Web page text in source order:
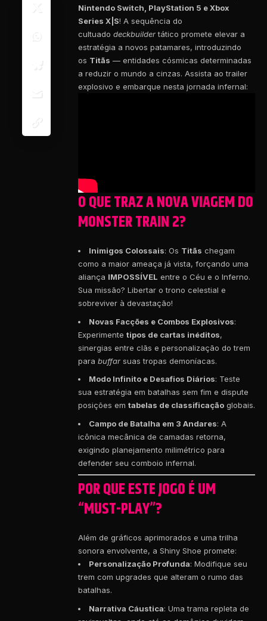
Nintendo Switch, PlayStation 5 e Xbox
Series X|S! A sequência do
cultuado deckbuildertático promete elevar a
estratégia a novos patamares, introduzindo
os Titãs — entidades cósmicas determinadas
a reduzir o mundo a cinzas. Assista ao trailer
explosivo e embarque nesta jornada infernal:
O QUE TRAZ A NOVA VIAGEM DO
MONSTER TRAIN 2?
Inimigos Colossais: Os Titãs chegam
como a maior ameaça já vista, forçando uma
aliança IMPOSSÍVEL entre o Céu e o Inferno.
Sua missão? Libertar o trono celestial e
sobreviver à devastação!
Novas Facções e Combos Explosivos:
Experimente tipos de cartas inéditos,
sinergias entre clãs e personalização do trem
para buffar suas tropas demoníacas.
Modo Infinito e Desafios Diários: Teste
sua estratégia em batalhas sem fim e dispute
posições em tabelas de classificação globais.
Campo de Batalha em 3 Andares: A
icônica mecânica de camadas retorna,
exigindo planejamento milimétrico para
defender seu comboio infernal.
POR QUE ESTE JOGO É UM
“MUST-PLAY”?
Além de gráficos aprimorados e uma trilha
sonora envolvente, a Shiny Shoe promete:
Personalização Profunda: Modifique seu
trem com upgrades que alteram o rumo das
batalhas.
Narrativa Cáustica: Uma trama repleta de